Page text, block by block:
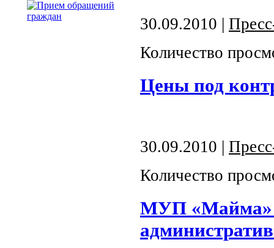
30.09.2010 |
Количество
Цены под
30.09.2010 |
Количество
МУП «Майма»